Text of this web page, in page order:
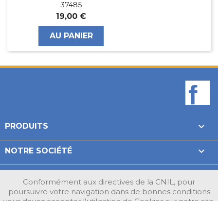
Conformément aux directives de la CNIL, pour
poursuivre votre navigation dans de bonnes conditions
37485
19,00 €
AU PANIER
PRODUITS 
NOTRE SOCIÉTÉ 